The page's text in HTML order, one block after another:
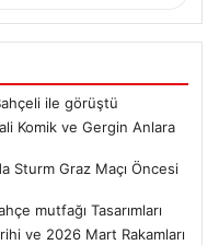
ile görüştü
Komik ve Gergin Anlara
Sturm Graz Maçı Öncesi
mutfağı Tasarımları
ve 2026 Mart Rakamları